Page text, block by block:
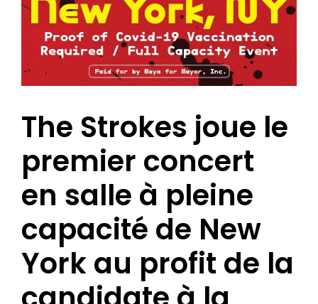
The Strokes joue le
premier concert
en salle à pleine
capacité de New
York au profit de la